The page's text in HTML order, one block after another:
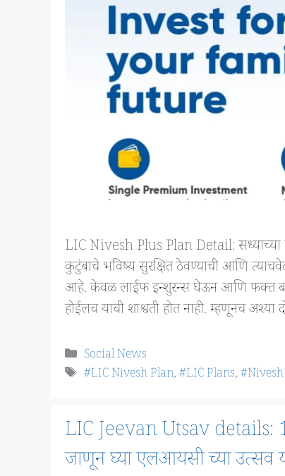
LIC Nivesh Plus Plan Detail: सध्याच्या
कुटुंबाचे भविष्य सुरक्षित ठेवण्याची आणि
आहे. केवळ लाईफ इन्शुरन्स घेऊन आणि फक्त बचत
होईलच याची शाश्वती होत नाही. म्हणूनच अश्या
Categories
Social News
Tags
#LIC Nivesh Plan,#LIC Plans,
LIC Jeevan Utsav details:
जाणून घ्या एलआयसी च्या उत्सव